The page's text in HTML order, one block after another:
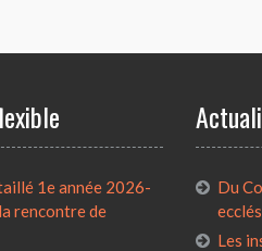
1e année 2026-
rencontre de
Du
Les